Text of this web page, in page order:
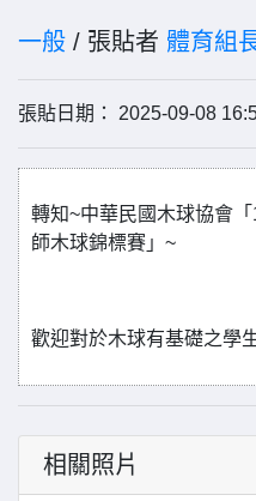
一般 / 張貼者 體育組
張貼日期： 2025-09-08
轉知~中華民國木球協會
師木球錦標賽」~
歡迎對於木球有基礎之學
相關照片